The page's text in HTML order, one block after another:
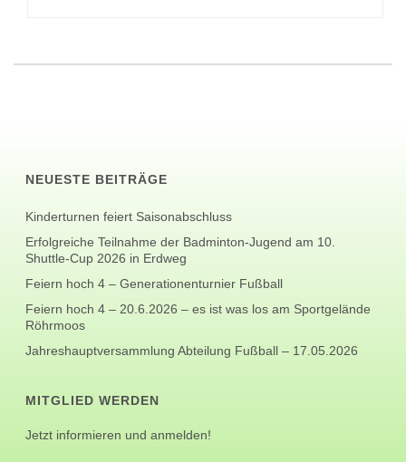
NEUESTE BEITRÄGE
Kinderturnen feiert Saisonabschluss
Erfolgreiche Teilnahme der Badminton-Jugend am 10.
Shuttle-Cup 2026 in Erdweg
Feiern hoch 4 – Generationenturnier Fußball
Feiern hoch 4 – 20.6.2026 – es ist was los am Sportgelände
Röhrmoos
Jahreshauptversammlung Abteilung Fußball – 17.05.2026
MITGLIED WERDEN
Jetzt informieren und anmelden!